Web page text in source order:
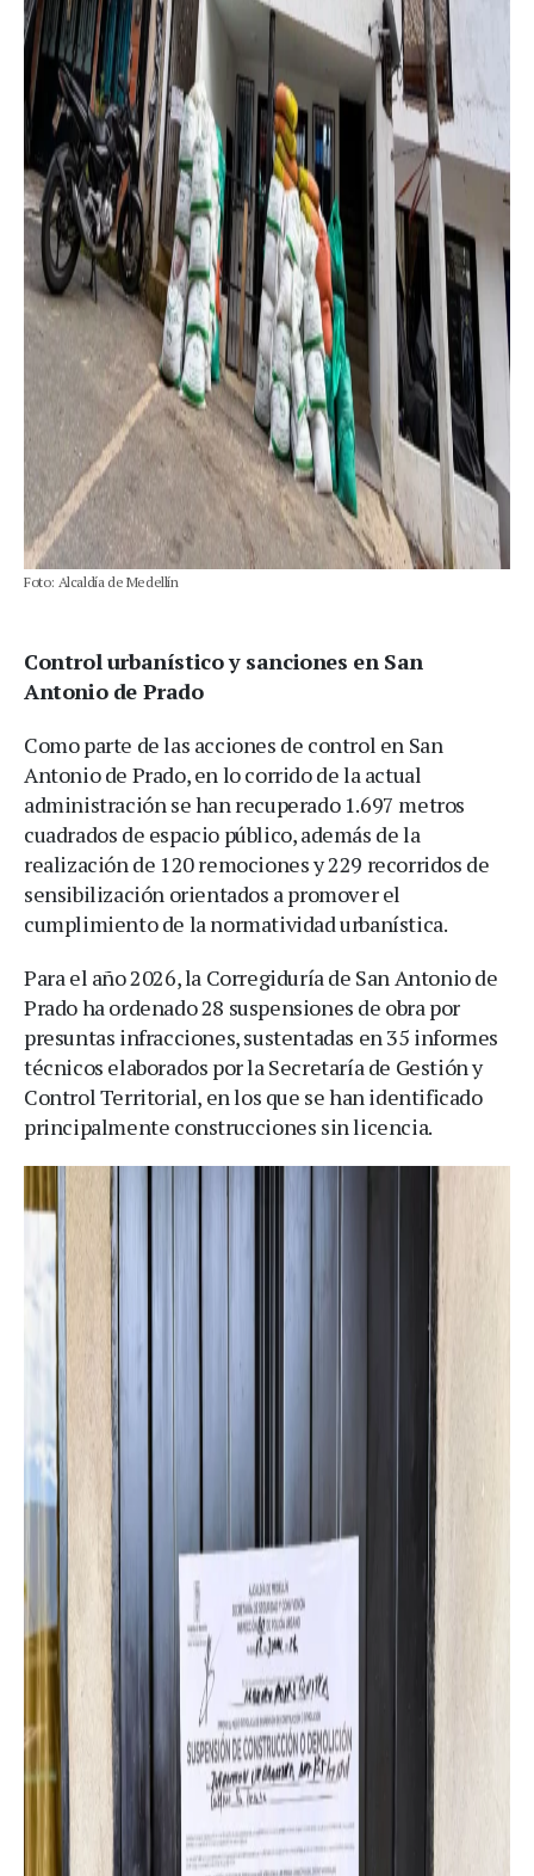
Foto: Alcaldía de Medellín
Control urbanístico y sanciones en San
Antonio de Prado
Como parte de las acciones de control en San
Antonio de Prado, en lo corrido de la actual
administración se han recuperado 1.697 metros
cuadrados de espacio público, además de la
realización de 120 remociones y 229 recorridos de
sensibilización orientados a promover el
cumplimiento de la normatividad urbanística.
Para el año 2026, la Corregiduría de San Antonio de
Prado ha ordenado 28 suspensiones de obra por
presuntas infracciones, sustentadas en 35 informes
técnicos elaborados por la Secretaría de Gestión y
Control Territorial, en los que se han identificado
principalmente construcciones sin licencia.